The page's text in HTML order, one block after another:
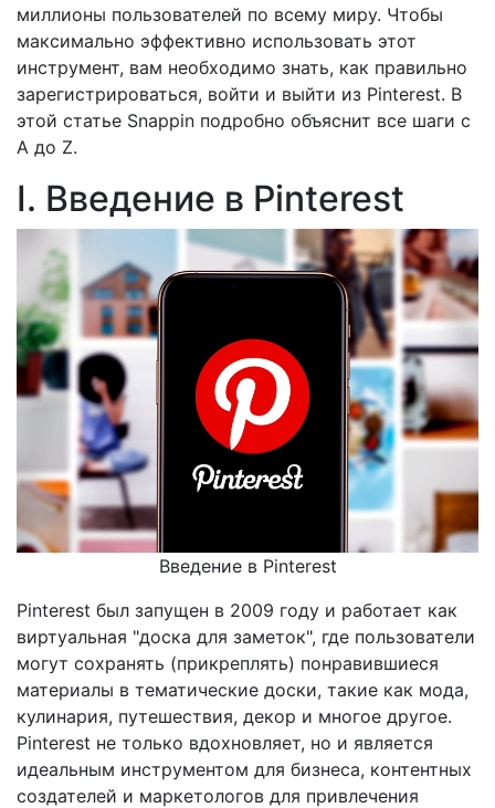
миллионы пользователей по всему миру. Чтобы
максимально эффективно использовать этот
инструмент, вам необходимо знать, как правильно
зарегистрироваться, войти и выйти из Pinterest. В
этой статье Snappin подробно объяснит все шаги с
A до Z.
I. Введение в Pinterest
Введение в Pinterest
Pinterest был запущен в 2009 году и работает как
виртуальная "доска для заметок", где пользователи
могут сохранять (прикреплять) понравившиеся
материалы в тематические доски, такие как мода,
кулинария, путешествия, декор и многое другое.
Pinterest не только вдохновляет, но и является
идеальным инструментом для бизнеса, контентных
создателей и маркетологов для привлечения